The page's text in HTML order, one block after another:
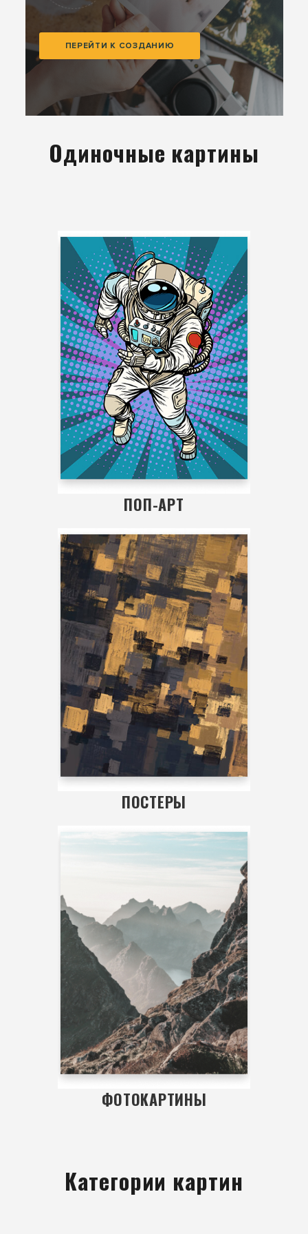
ПЕРЕЙТИ К СОЗДАНИЮ
Одиночные картины
ПОП-АРТ
ПОСТЕРЫ
ФОТОКАРТИНЫ
Категории картин